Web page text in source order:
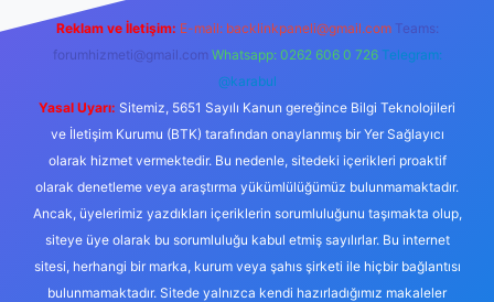
Reklam ve İletişim: E-mail: backlinkpaneli@gmail.com Teams:
forumhizmeti@gmail.com Whatsapp: 0262 606 0 726 Telegram:
@karabul
Yasal Uyarı: Sitemiz, 5651 Sayılı Kanun gereğince Bilgi Teknolojileri
ve İletişim Kurumu (BTK) tarafından onaylanmış bir Yer Sağlayıcı
olarak hizmet vermektedir. Bu nedenle, sitedeki içerikleri proaktif
olarak denetleme veya araştırma yükümlülüğümüz bulunmamaktadır.
Ancak, üyelerimiz yazdıkları içeriklerin sorumluluğunu taşımakta olup,
siteye üye olarak bu sorumluluğu kabul etmiş sayılırlar. Bu internet
sitesi, herhangi bir marka, kurum veya şahıs şirketi ile hiçbir bağlantısı
bulunmamaktadır. Sitede yalnızca kendi hazırladığımız makaleler